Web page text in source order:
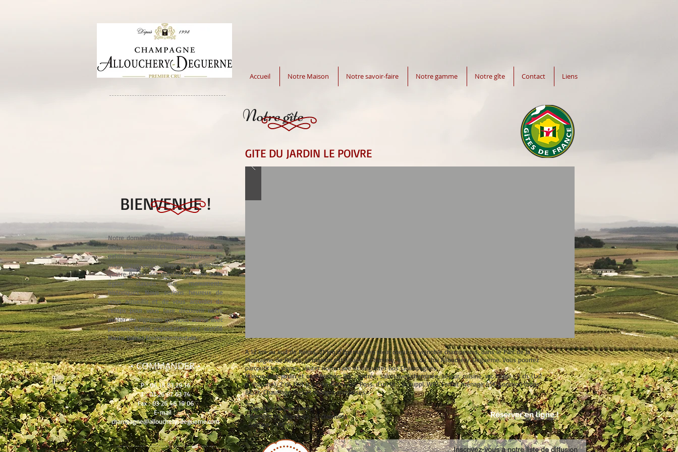
Accueil Notre Maison Notre savoir-faire Notre gamme Notre gîte Contact Liens
Notre gîte
GITE DU JARDIN LE POIVRE
A 12 km au sud de Reims, 21 km d'Epernay, en plein coeur du vignoble champenois, dans le Parc de la
Montagne de Reims, la maison est située à Chamery, à 2 pas du chai Allouchery-Deguerne. Vous pourrez
parcourir les vignes, visiter notre cave et déguster nos Champagnes.
Maison avec jardin et cour fermée. Rdc : entrée, salon avec cheminée, séjour, cuisine, wc. Etage : 2 ch. (1x2
p. chacune), 2 ch. (1x1 p.), salle d'eau, wc. Poss. d'un lit 1 p. suppl. WIFI. Forfait ménage 45€. Location draps
8€/lit. Chauffage fuel et charges comprises.
• Capacité : 6 personnes
• Nombre de chambres : 4 chambres
• Surface : 100 m²
Réserver en ligne !
BIENVENUE !
Notre domaine est situé à Chamery, au
coeur du vignoble Champenois, inscrit au
patrimoine mondial de l'Unesco. Ce
magnifique petit village fleuri (labellisé
quatre fleurs) est dominé par une belle
église classée aux monuments
historiques. Nous serions heureux de
vous accueillir et de vous accorder du
temps pour vous faire découvrir notre
métier de vigneron qui nous anime avec
passion. Notre exploitation est certifié
Haute Valeur Environnementale.
• COMMANDER •
P :06 18 83 29 16
T : 03 26 97 63 74
Fax : 03 26 46 19 06
E-mail :
champagne@allouchery-deguerne.com
Inscrivez-vous à notre liste de diffusion